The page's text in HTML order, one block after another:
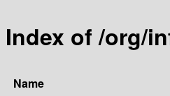
Index of /org/
Name